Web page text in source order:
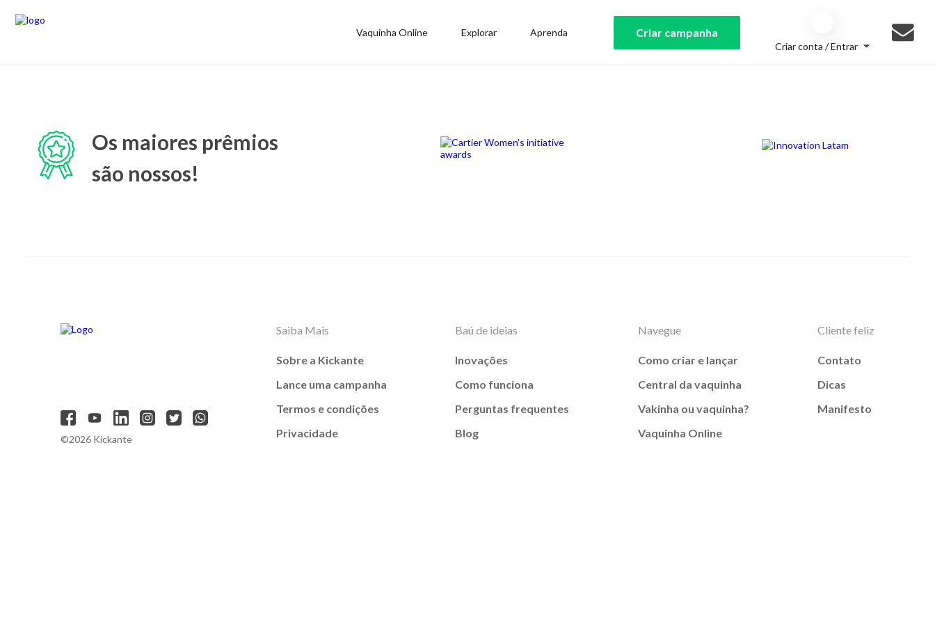
Vaquinha Online Explorar Aprenda Criar campanha
Criar conta / Entrar
Os maiores prêmios
são nossos!
©2026 Kickante
Saiba Mais
Sobre a Kickante
Lance uma campanha
Termos e condições
Privacidade
Baú de ideias
Inovações
Como funciona
Perguntas frequentes
Blog
Navegue
Como criar e lançar
Central da vaquinha
Vakinha ou vaquinha?
Vaquinha Online
Cliente feliz
Contato
Dicas
Manifesto